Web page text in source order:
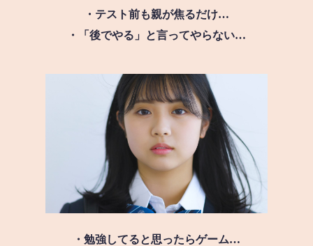
・テスト前も親が焦るだけ…
・「後でやる」と言ってやらない…
・勉強してると思ったらゲーム…